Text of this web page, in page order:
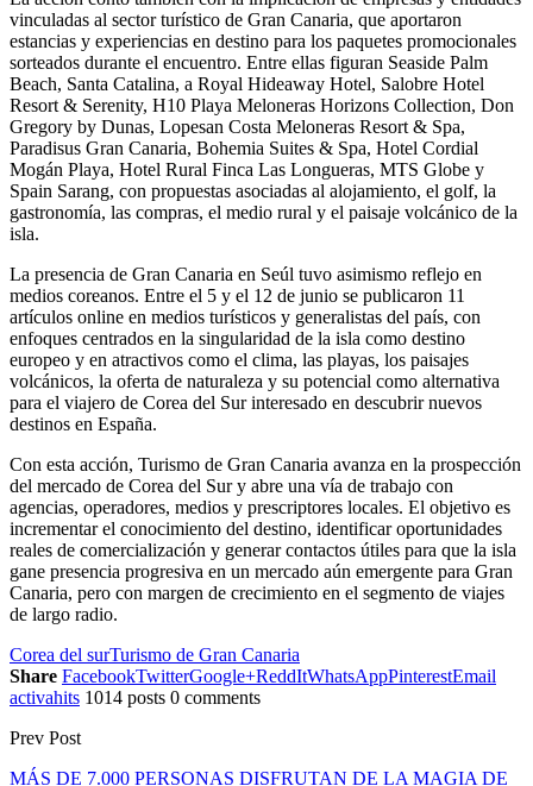
vinculadas al sector turístico de Gran Canaria, que aportaron
estancias y experiencias en destino para los paquetes promocionales
sorteados durante el encuentro. Entre ellas figuran Seaside Palm
Beach, Santa Catalina, a Royal Hideaway Hotel, Salobre Hotel
Resort & Serenity, H10 Playa Meloneras Horizons Collection, Don
Gregory by Dunas, Lopesan Costa Meloneras Resort & Spa,
Paradisus Gran Canaria, Bohemia Suites & Spa, Hotel Cordial
Mogán Playa, Hotel Rural Finca Las Longueras, MTS Globe y
Spain Sarang, con propuestas asociadas al alojamiento, el golf, la
gastronomía, las compras, el medio rural y el paisaje volcánico de la
isla.
La presencia de Gran Canaria en Seúl tuvo asimismo reflejo en
medios coreanos. Entre el 5 y el 12 de junio se publicaron 11
artículos online en medios turísticos y generalistas del país, con
enfoques centrados en la singularidad de la isla como destino
europeo y en atractivos como el clima, las playas, los paisajes
volcánicos, la oferta de naturaleza y su potencial como alternativa
para el viajero de Corea del Sur interesado en descubrir nuevos
destinos en España.
Con esta acción, Turismo de Gran Canaria avanza en la prospección
del mercado de Corea del Sur y abre una vía de trabajo con
agencias, operadores, medios y prescriptores locales. El objetivo es
incrementar el conocimiento del destino, identificar oportunidades
reales de comercialización y generar contactos útiles para que la isla
gane presencia progresiva en un mercado aún emergente para Gran
Canaria, pero con margen de crecimiento en el segmento de viajes
de largo radio.
Corea del surTurismo de Gran Canaria
Share FacebookTwitterGoogle+ReddItWhatsAppPinterestEmail
activahits 1014 posts 0 comments
Prev Post
MÁS DE 7.000 PERSONAS DISFRUTAN DE LA MAGIA DE